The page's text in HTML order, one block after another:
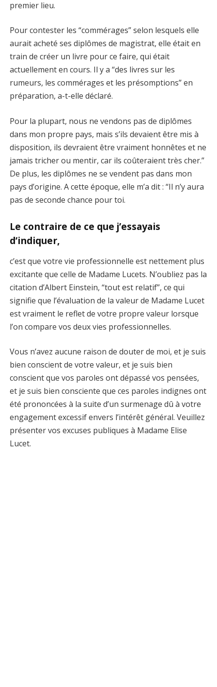
premier lieu.
Pour contester les “commérages” selon lesquels elle
aurait acheté ses diplômes de magistrat, elle était en
train de créer un livre pour ce faire, qui était
actuellement en cours. Il y a “des livres sur les
rumeurs, les commérages et les présomptions” en
préparation, a-t-elle déclaré.
Pour la plupart, nous ne vendons pas de diplômes
dans mon propre pays, mais s’ils devaient être mis à
disposition, ils devraient être vraiment honnêtes et ne
jamais tricher ou mentir, car ils coûteraient très cher.”
De plus, les diplômes ne se vendent pas dans mon
pays d’origine. A cette époque, elle m’a dit : “Il n’y aura
pas de seconde chance pour toi.
Le contraire de ce que j’essayais
d’indiquer,
c’est que votre vie professionnelle est nettement plus
excitante que celle de Madame Lucets. N’oubliez pas la
citation d’Albert Einstein, “tout est relatif”, ce qui
signifie que l’évaluation de la valeur de Madame Lucet
est vraiment le reflet de votre propre valeur lorsque
l’on compare vos deux vies professionnelles.
Vous n’avez aucune raison de douter de moi, et je suis
bien conscient de votre valeur, et je suis bien
conscient que vos paroles ont dépassé vos pensées,
et je suis bien consciente que ces paroles indignes ont
été prononcées à la suite d’un surmenage dû à votre
engagement excessif envers l’intérêt général. Veuillez
présenter vos excuses publiques à Madame Elise
Lucet.